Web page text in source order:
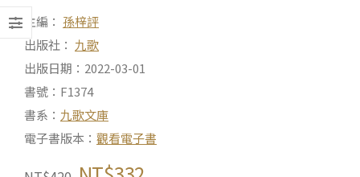
主編： 孫梓評
出版社： 九歌
出版日期：2022-03-01
書號：F1374
書系： 九歌文庫
電子書版本： 觀看電子書